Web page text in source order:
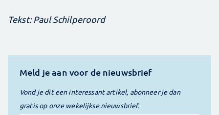
Tekst: Paul Schilperoord
Meld je aan voor de nieuwsbrief
Vond je dit een interessant artikel, abonneer je dan
gratis op onze wekelijkse nieuwsbrief.